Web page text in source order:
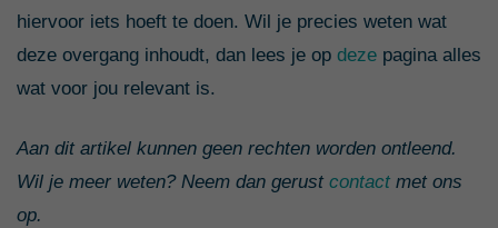
hiervoor iets hoeft te doen. Wil je precies weten wat
deze overgang inhoudt, dan lees je op deze pagina alles
wat voor jou relevant is.
Aan dit artikel kunnen geen rechten worden ontleend.
Wil je meer weten? Neem dan gerust contact met ons
op.